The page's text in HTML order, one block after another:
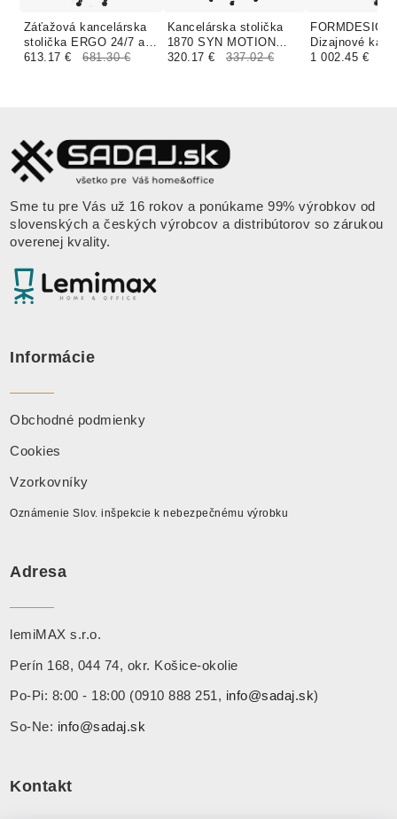
Záťažová kancelárska
stolička ERGO 24/7 a
ERGO MIDI čalúnenie
613.17 € 681.30 €
Kancelárska stolička
1870 SYN MOTION
čalúnenie BONDAI,
320.17 € 337.02 €
FORMDESIGN
Dizajnové
kreslo ENZO
1 002.45 €
Sme tu pre Vás už 16 rokov a ponúkame 99% výrobkov od
slovenských a českých výrobcov a distribútorov so zárukou
overenej kvality.
Informácie
Obchodné podmienky
Cookies
Vzorkovníky
Oznámenie Slov. inšpekcie k nebezpečnému výrobku
Adresa
lemiMAX s.r.o.
Perín 168, 044 74, okr. Košice-okolie
Po-Pi: 8:00 - 18:00 (0910 888 251, info@sadaj.sk)
So-Ne: info@sadaj.sk
Kontakt